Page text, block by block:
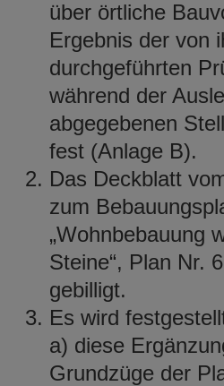
über örtliche
Ergebnis der von
durchgeführten
während der
abgegebenen
fest (Anlage B).
Das Deckblatt
zum
„Wohnbebauung
Steine“, Plan Nr.
gebilligt.
Es wird
a) diese
Grundzüge der